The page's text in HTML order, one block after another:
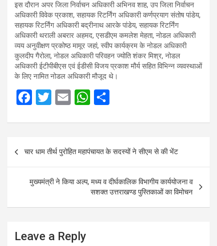
इस दौरान अपर जिला निर्वाचन अधिकारी अभिनव शाह, उप जिला निर्वाचन
अधिकारी विवेक प्रकाश, सहायक रिटर्निंग अधिकारी कर्णप्रयाग संतोष पांडेय,
सहायक रिटर्निंग अधिकारी बद्रीनाथ आरके पांडेय, सहायक रिटर्निंग
अधिकारी थराली अबरार अहमद, एसडीएम कमलेश मेहता, नोडल अधिकारी
व्यय अनुवीक्षण प्रकोष्ठ मामूर जहां, स्वीप कार्यक्रम के नोडल अधिकारी
कुलदीप गैरोला, नोडल अधिकारी परिवहन ज्योति शंकर मिश्र, नोडल
अधिकारी ईटीपीबीएस एवं ईडीसी विजय प्रकाश मौर्य सहित विभिन्न व्यवस्थाओं
के लिए नामित नोडल अधिकारी मौजूद थे।
F
ce
o
o
k
T
tt
er
E
ail
W
at
A
p
p
ar
navigation
चार धाम तीर्थ पुरोहित महापंचायत के सदस्यों ने सीएम से की भेंट
मुख्यमंत्री ने किया अल्प, मध्य व दीर्घकालिक विभागीय कार्ययोजना व
सशक्त उत्तराखण्ड पुस्तिकाओं का विमोचन
Leave a Reply